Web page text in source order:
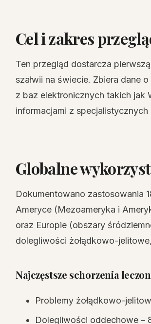
Cel i zakres
Ten przegląd dostarcza
szałwii na świecie. Zbiera dane
z baz elektronicznych takich jak
informacjami z
Globalne
Dokumentowano zastosowania
Ameryce (Mezoameryka i
oraz Europie (obszary
dolegliwości żołądkowo-
Najczęstsze schorzenia
Problemy żołądkowo-
Dolegliwości oddechowe –